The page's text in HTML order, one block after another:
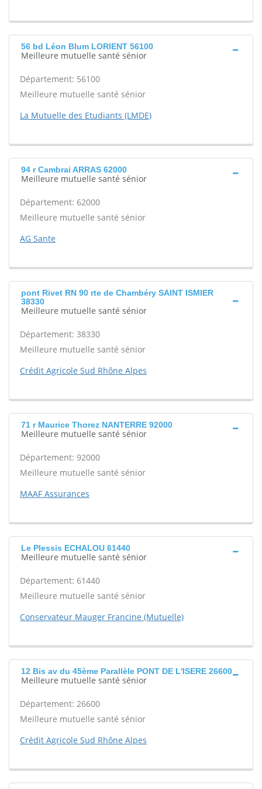
56 bd Léon Blum LORIENT 56100
Meilleure mutuelle santé sénior
Département: 56100
Meilleure mutuelle santé sénior
La Mutuelle des Etudiants (LMDE)
94 r Cambrai ARRAS 62000
Meilleure mutuelle santé sénior
Département: 62000
Meilleure mutuelle santé sénior
AG Sante
pont Rivet RN 90 rte de Chambéry SAINT ISMIER
38330
Meilleure mutuelle santé sénior
Département: 38330
Meilleure mutuelle santé sénior
Crédit Agricole Sud Rhône Alpes
71 r Maurice Thorez NANTERRE 92000
Meilleure mutuelle santé sénior
Département: 92000
Meilleure mutuelle santé sénior
MAAF Assurances
Le Plessis ECHALOU 61440
Meilleure mutuelle santé sénior
Département: 61440
Meilleure mutuelle santé sénior
Conservateur Mauger Francine (Mutuelle)
12 Bis av du 45ème Parallèle PONT DE L'ISERE 26600
Meilleure mutuelle santé sénior
Département: 26600
Meilleure mutuelle santé sénior
Crédit Agricole Sud Rhône Alpes